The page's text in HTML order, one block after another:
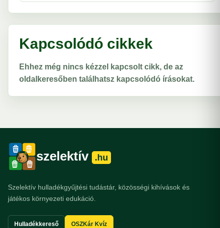
Kapcsolódó cikkek
Ehhez még nincs kézzel kapcsolt cikk, de az
oldalkeresőben találhatsz kapcsolódó írásokat.
szelektív .hu
Szelektív hulladékgyűjtési tudástár, közösségi kihívások és
játékos környezeti edukáció.
Hulladékkereső OSZKár Kvíz